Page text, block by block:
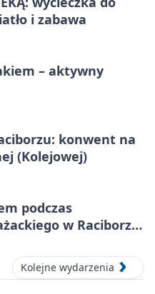
i zabawa
– aktywny
konwent na
(Kolejowej)
podczas
w Raciborzu
Kolejne wydarzenia